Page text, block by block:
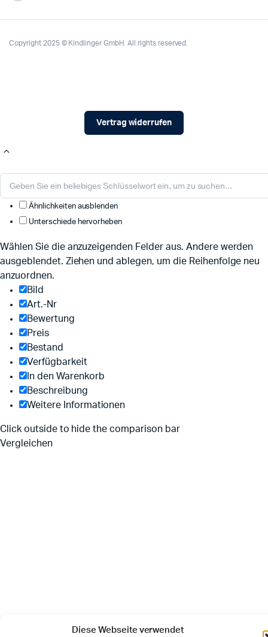
Diese Webseite verwendet
Copyright 2025 © Kindlinger GmbH. All rights reserved.
Vertrag widerrufen
Ähnlichkeiten ausblenden
Unterschiede hervorheben
Wählen Sie die anzuzeigenden Felder aus. Andere werden
ausgeblendet. Ziehen und ablegen, um die Reihenfolge neu
anzuordnen.
Bild
Art.-Nr
Bewertung
Preis
Bestand
Verfügbarkeit
In den Warenkorb
Beschreibung
Weitere Informationen
Click outside to hide the comparison bar
Vergleichen